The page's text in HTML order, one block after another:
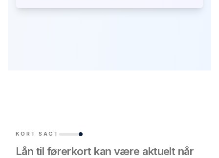
KORT SAGT
Lån til førerkort kan være aktuelt når